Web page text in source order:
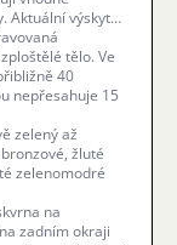
Aktuální výskyt
tělo. Ve
40
nepřesahuje 15
zelený až
žluté
zelenomodré
na
zadním okraji